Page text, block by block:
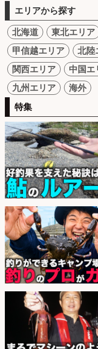
エリアから探す
北海道 東北エリア
甲信越エリア
北陸
関西エリア
中国エ
九州エリア
海外
特集